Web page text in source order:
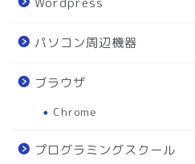
パソコン周辺機器
ブラウザ
Chrome
プログラミングスクール